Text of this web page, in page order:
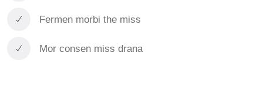
Fermen morbi the miss
Mor consen miss drana